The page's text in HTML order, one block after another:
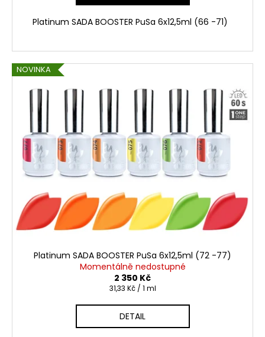
Platinum SADA BOOSTER PuSa 6x12,5ml (66 -71)
NOVINKA
Platinum SADA BOOSTER PuSa 6x12,5ml (72 -77)
Momentálně nedostupné
2 350 Kč
Měrná
31,33 Kč / 1 ml
DETAIL